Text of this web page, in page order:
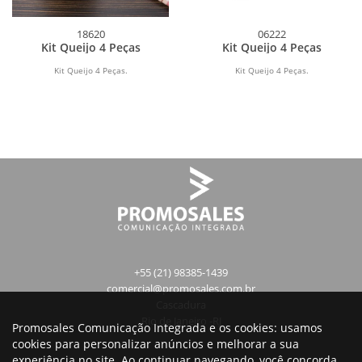
18620
Kit Queijo 4 Peças
Kit Queijo 4 Peças.
06222
Kit Queijo 4 Peças
Kit Queijo 4 Peças.
+55 (21) 98385-1439
comercial@promosales.com.br
Rio de Janeiro -RJ
Promosales Comunicação Integrada e os cookies: usamos
cookies para personalizar anúncios e melhorar a sua